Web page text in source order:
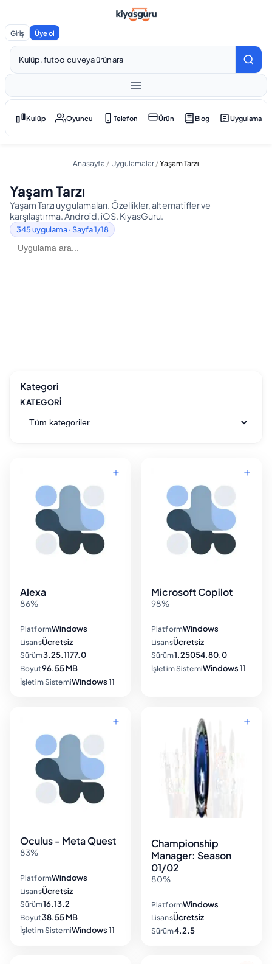
Giriş Üye ol
Kulüp Oyuncu Telefon Ürün Blog Uygulama
Anasayfa / Uygulamalar /Yaşam Tarzı
Yaşam Tarzı
Yaşam Tarzı uygulamaları. Özellikler, alternatifler ve
karşılaştırma. Android, iOS. KıyasGuru.
345uygulama· Sayfa 1/18
Kategori
KATEGORI
Alexa
86%
PlatformWindows
LisansÜcretsiz
Sürüm3.25.1177.0
Boyut96.55 MB
İşletim SistemiWindows 11
Microsoft Copilot
98%
PlatformWindows
LisansÜcretsiz
Sürüm1.25054.80.0
İşletim SistemiWindows 11
Oculus - Meta Quest
83%
PlatformWindows
LisansÜcretsiz
Sürüm16.13.2
Boyut38.55 MB
İşletim SistemiWindows 11
Championship
Manager: Season
01/02
80%
PlatformWindows
LisansÜcretsiz
Sürüm4.2.5